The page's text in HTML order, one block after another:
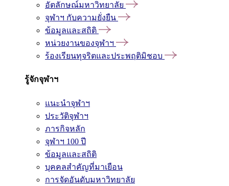
อัตลักษณ์มหาวิทยาลัย
จุฬาฯ กับความยั่งยืน
ข้อมูลและสถิติ
หน่วยงานของจุฬาฯ
ร้องเรียนทุจริตและประพฤติมิชอบ
รู้จักจุฬาฯ
แนะนำจุฬาฯ
ประวัติจุฬาฯ
ภารกิจหลัก
จุฬาฯ 100 ปี
ข้อมูลและสถิติ
บุคคลสำคัญที่มาเยือน
การจัดอันดับมหาวิทยาลัย